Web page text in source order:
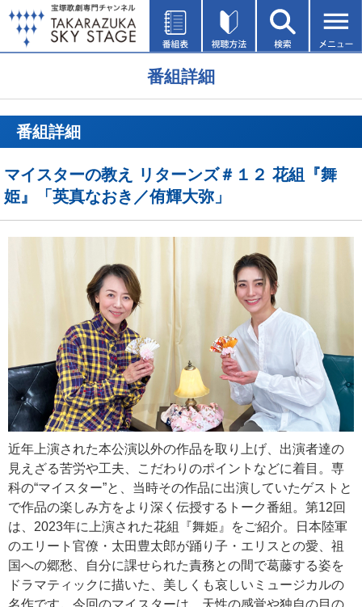
番組詳細
番組詳細
マイスターの教え リターンズ＃１２ 花組『舞
姫』「英真なおき／侑輝大弥」
近年上演された本公演以外の作品を取り上げ、出演者達の
見えざる苦労や工夫、こだわりのポイントなどに着目。専
科の“マイスター”と、当時その作品に出演していたゲストと
で作品の楽しみ方をより深く伝授するトーク番組。第12回
は、2023年に上演された花組『舞姫』をご紹介。日本陸軍
のエリート官僚・太田豊太郎が踊り子・エリスとの愛、祖
国への郷愁、自分に課せられた責務との間で葛藤する姿を
ドラマティックに描いた、美しくも哀しいミュージカルの
名作です。今回のマイスターは、天性の感覚や独自の目の